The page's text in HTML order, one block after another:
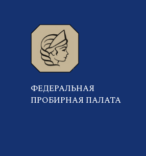
ФЕДЕРАЛЬНАЯ
ПРОБИРНАЯ ПАЛАТА